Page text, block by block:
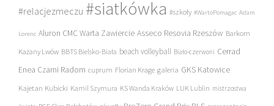
#relacjezmeczu #siatkówka #szkoły #WartoPomagac Adam
Lorenc Aluron CMC Warta Zawiercie Asseco Resovia Rzeszów Barkom
Każany Lwów BBTS Bielsko-Biała beach volleyball Biało-czerwoni Cerrad
Enea Czarni Radom cuprum Florian Krage galeria GKS Katowice
Kajetan Kubicki Kamil Szymura KS Wanda Kraków LUK Lublin mistrzostwa